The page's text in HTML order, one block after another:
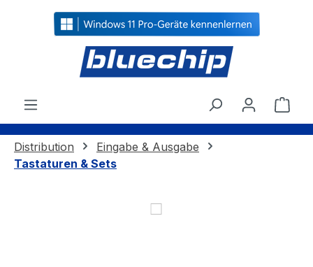
springen
Distribution
Eingabe & Ausgabe
Tastaturen & Sets
Bildergalerie überspringen